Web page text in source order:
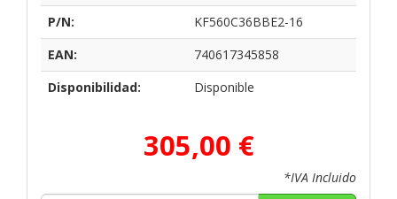
P/N:
KF560C36BBE2-16
EAN:
740617345858
Disponibilidad:
Disponible
305,00 €
*IVA Incluido